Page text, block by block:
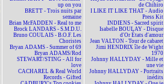
up on you
BRETT - Trois nuits par
semaine
Brian McFADDEN - Real to me
Brock LANDARS - S.M.D.U.
Bruno COULAIS - B.O.F. Les
Choristes
Bryan ADAMS - Summer of 69
Bryan ADAMS/Rod
STEWART/STING - All for
love
CACHAREL & Real World
Records - Gifted
de Chihiro
I LIKE IT LIKE THAT - Audio
Press Kit
INDIENS - Sacred spirit
Isabelle BOULAY - Disque
d'Or États d'amour
Jean VALTON - Tour de cabaret
Jimi HENDRIX île de Wight
1970
Johnny HALLYDAY - Mille et
une vie
Johnny HALLYDAY - Portraits
inédits